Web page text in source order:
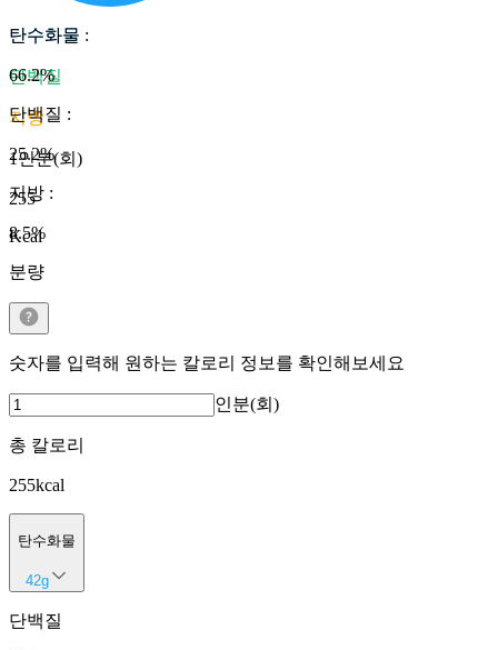
탄수화물
단백질
지방
1인분(회)
255
Kcal
탄수화물 :
66.2%
단백질 :
25.2%
지방 :
8.5%
분량
숫자를 입력해 원하는 칼로리 정보를 확인해보세요
인분(회)
총 칼로리
255kcal
탄수화물
42g
단백질